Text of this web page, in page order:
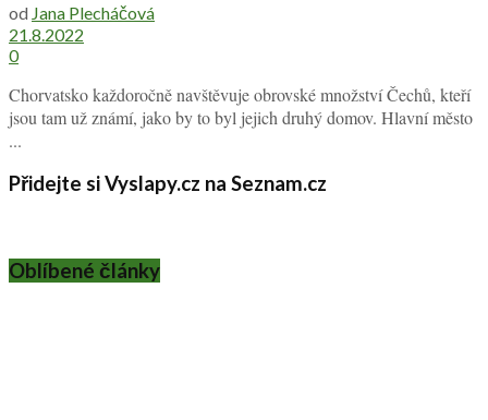
od Jana Plecháčová
21.8.2022
0
Chorvatsko každoročně navštěvuje obrovské množství Čechů, kteří
jsou tam už známí, jako by to byl jejich druhý domov. Hlavní město
...
Přidejte si Vyslapy.cz na Seznam.cz
Oblíbené články